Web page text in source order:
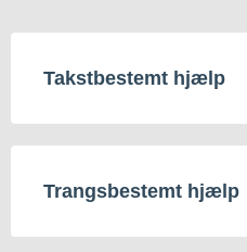
Takstbestemt hjælp
Trangsbestemt hjælp